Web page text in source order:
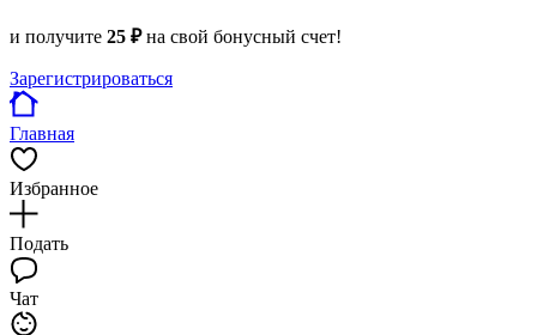
и получите 25 ₽на свой бонусный счет!
Зарегистрироваться
Главная
Избранное
Подать
Чат